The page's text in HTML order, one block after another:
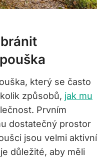
který se často
způsobů, jak mu
Prvním
dostatečný prostor
jsou velmi aktivní
důležité, aby měli